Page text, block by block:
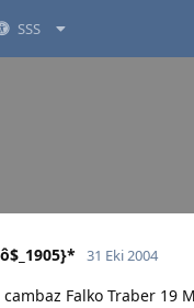
SSS
31 Eki 2004
Falko Traber 19